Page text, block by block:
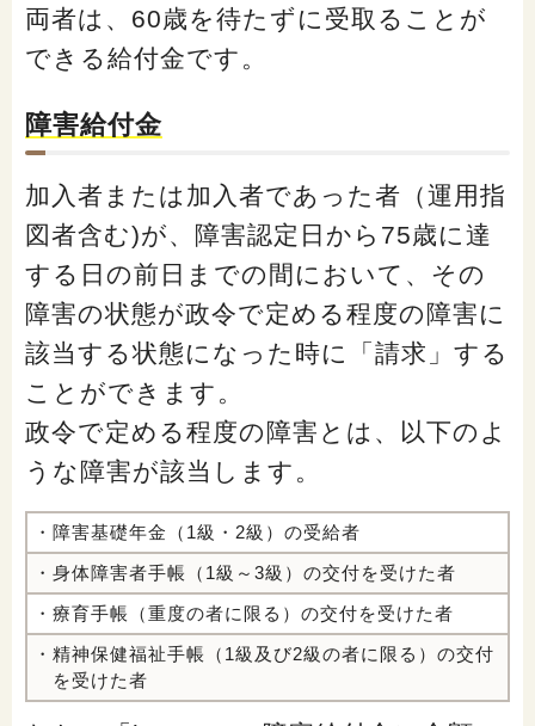
両者は、60歳を待たずに受取ることが
できる給付金です。
障害給付金
加入者または加入者であった者（運用指
図者含む)が、障害認定日から75歳に達
する日の前日までの間において、その
障害の状態が政令で定める程度の障害に
該当する状態になった時に「請求」する
ことができます。
政令で定める程度の障害とは、以下のよ
うな障害が該当します。
・障害基礎年金（1級・2級）の受給者
・身体障害者手帳（1級～3級）の交付を受けた者
・療育手帳（重度の者に限る）の交付を受けた者
・精神保健福祉手帳（1級及び2級の者に限る）の交付
を受けた者